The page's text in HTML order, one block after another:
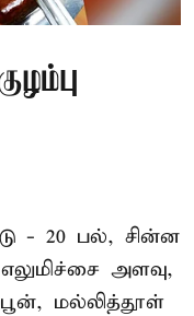
- 20 பல், சின்ன
அளவு,
மல்லித்தூள்